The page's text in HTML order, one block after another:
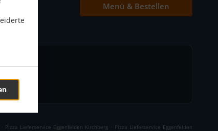
Menü & Bestellen
. Pizza Lieferservice Eggenfelden Kirchberg . Pizza Lieferservice Eggenfelden